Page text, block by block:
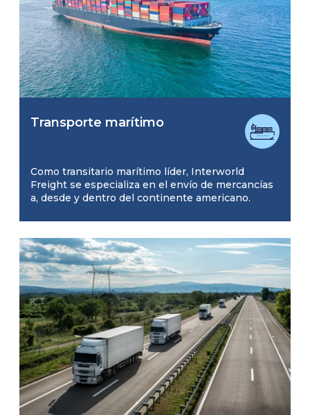
Transporte marítimo
Como transitario marítimo líder, Interworld
Freight se especializa en el envío de mercancías
a, desde y dentro del continente americano.